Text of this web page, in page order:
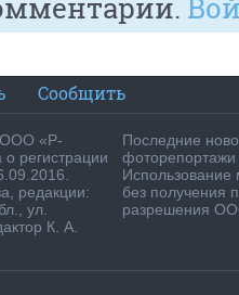
Сообщить
ООО «Р-
регистрации
редакции:
ул.
К. А.
Последние
фоторепортажи
Использование
без получения
разрешения